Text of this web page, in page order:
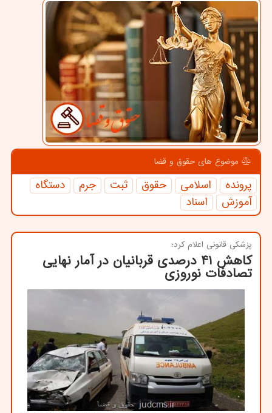
موضوع های حقوق و قضا
پرونده اسلامی حقوق ثبت جرم
دستگاه
آموزش
اسناد
پزشكی قانونی اعلام كرد؛
كاهش ۴۱ درصدی قربانیان در آمار نهایی
تصادفات نوروزی